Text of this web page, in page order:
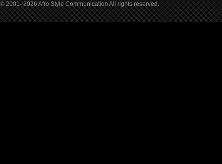
© 2001- 2026 Afro Style Communication All rights reserved.